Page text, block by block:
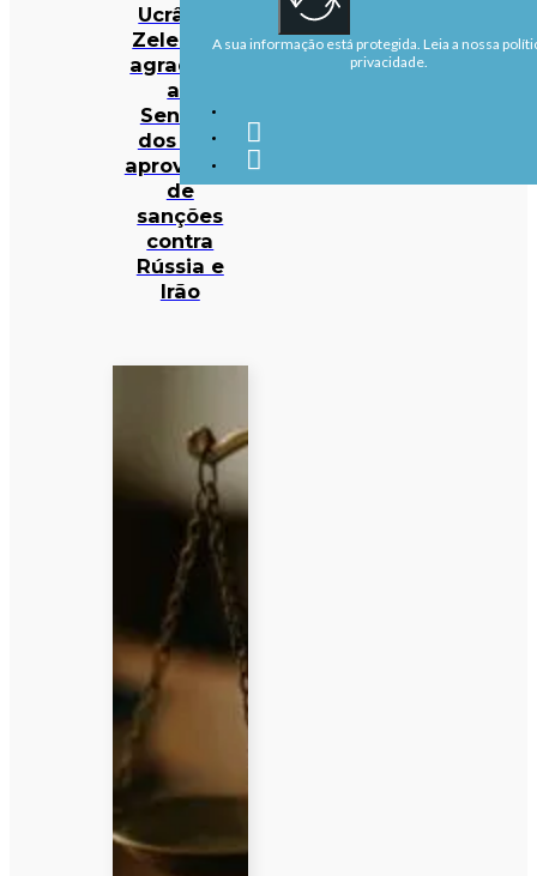
Ucrânia:
Zelensky
agradece
ao
Senado
dos EUA
aprovação
de
sanções
contra
Rússia e
Irão
A sua informação está protegida. Leia a nossa
privacidade.